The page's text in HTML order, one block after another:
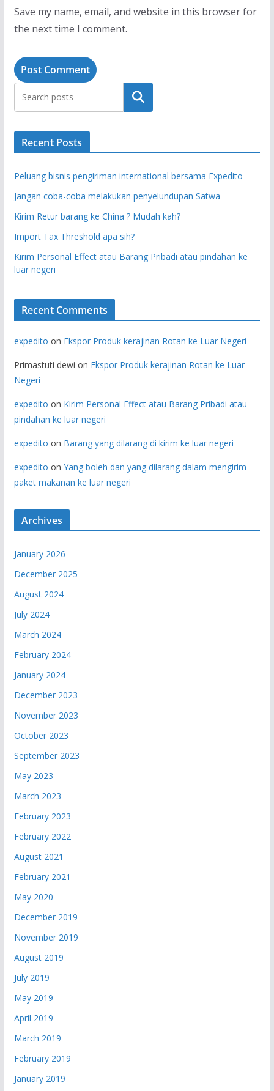
Save my name, email, and website in this browser for
the next time I comment.
Search
Recent Posts
Peluang bisnis pengiriman international bersama Expedito
Jangan coba-coba melakukan penyelundupan Satwa
Kirim Retur barang ke China ? Mudah kah?
Import Tax Threshold apa sih?
Kirim Personal Effect atau Barang Pribadi atau pindahan ke
luar negeri
Recent Comments
expedito on Ekspor Produk kerajinan Rotan ke Luar Negeri
Primastuti dewi on Ekspor Produk kerajinan Rotan ke Luar
Negeri
expedito on Kirim Personal Effect atau Barang Pribadi atau
pindahan ke luar negeri
expedito on Barang yang dilarang di kirim ke luar negeri
expedito on Yang boleh dan yang dilarang dalam mengirim
paket makanan ke luar negeri
Archives
January 2026
December 2025
August 2024
July 2024
March 2024
February 2024
January 2024
December 2023
November 2023
October 2023
September 2023
May 2023
March 2023
February 2023
February 2022
August 2021
February 2021
May 2020
December 2019
November 2019
August 2019
July 2019
May 2019
April 2019
March 2019
February 2019
January 2019